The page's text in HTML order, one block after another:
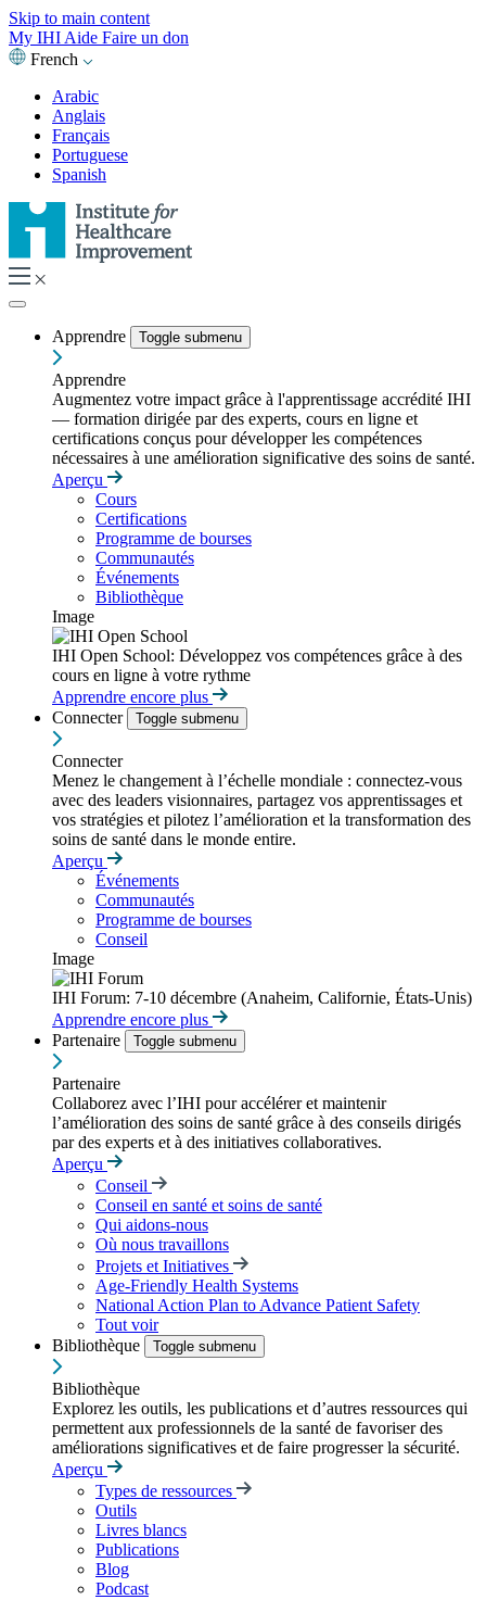
Skip to main content
My IHI Aide Faire un don
French
Arabic
Anglais
Français
Portuguese
Spanish
Apprendre Toggle submenu
Apprendre
Augmentez votre impact grâce à l'apprentissage accrédité IHI
— formation dirigée par des experts, cours en ligne et
certifications conçus pour développer les compétences
nécessaires à une amélioration significative des soins de santé.
Aperçu
Cours
Certifications
Programme de bourses
Communautés
Événements
Bibliothèque
Image
IHI Open School: Développez vos compétences grâce à des
cours en ligne à votre rythme
Apprendre encore plus
Connecter
Toggle submenu
Connecter
Menez le changement à l’échelle mondiale : connectez-vous
avec des leaders visionnaires, partagez vos apprentissages et
vos stratégies et pilotez l’amélioration et la transformation des
soins de santé dans le monde entire.
Aperçu
Événements
Communautés
Programme de bourses
Conseil
Image
IHI Forum: 7-10 décembre (Anaheim, Californie, États-Unis)
Apprendre encore plus
Partenaire
Toggle submenu
Partenaire
Collaborez avec l’IHI pour accélérer et maintenir
l’amélioration des soins de santé grâce à des conseils dirigés
par des experts et à des initiatives collaboratives.
Aperçu
Conseil
Conseil en santé et soins de santé
Qui aidons-nous
Où nous travaillons
Projets et Initiatives
Age-Friendly Health Systems
National Action Plan to Advance Patient Safety
Tout voir
Bibliothèque
Toggle submenu
Bibliothèque
Explorez les outils, les publications et d’autres ressources qui
permettent aux professionnels de la santé de favoriser des
améliorations significatives et de faire progresser la sécurité.
Aperçu
Types de ressources
Outils
Livres blancs
Publications
Blog
Podcast